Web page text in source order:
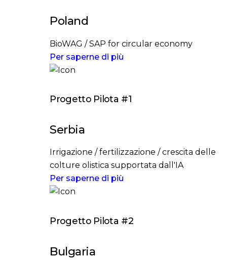
Poland
BioWAG / SAP for circular economy
Per saperne di più
Progetto Pilota #1
Serbia
Irrigazione / fertilizzazione / crescita delle
colture olistica supportata dall'IA
Per saperne di più
Progetto Pilota #2
Bulgaria